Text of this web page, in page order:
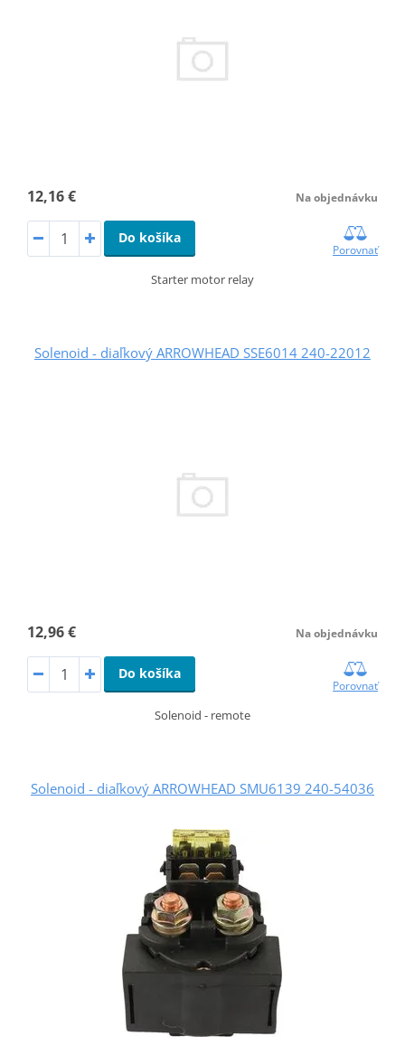
12,16 € Na objednávku
Do košíka
Porovnať
Starter motor relay
Solenoid - diaľkový ARROWHEAD SSE6014 240-22012
12,96 € Na objednávku
Do košíka
Porovnať
Solenoid - remote
Solenoid - diaľkový ARROWHEAD SMU6139 240-54036